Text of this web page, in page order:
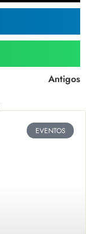
Antigos
EVENTOS